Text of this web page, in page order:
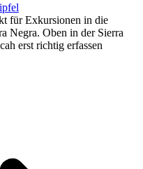
für Exkursionen in die
Negra. Oben in der Sierra
erst richtig erfassen